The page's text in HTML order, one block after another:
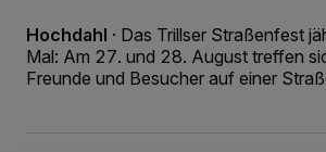
Hochdahl · Das Trillser Straßenfest
Mal: Am 27. und 28. August treffen
Freunde und Besucher auf einer
Wir und unsere218 -Partner speichern und
personenbezogene Daten wie Browserdaten
Kennungen auf Ihrem Gerät zu. Durch Auswahl
Tracking-Technologien für die unter „Wir und